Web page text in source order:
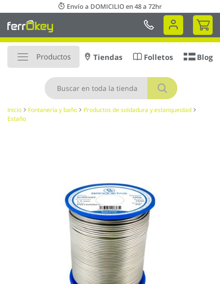
al
contenido
Envío a DOMICILIO en 48 a 72hr
Mi
Productos
Buscar
Tiendas Folletos Blog
Inicio Fontanería y baño
Productos de soldadura y estanqueidad
Estaño